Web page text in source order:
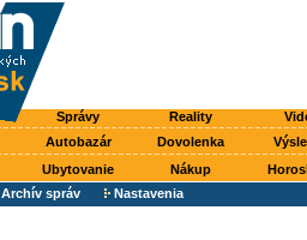
Správy Reality
Autobazár Dovolenka
Ubytovanie Nákup
Archív správ Nastavenia